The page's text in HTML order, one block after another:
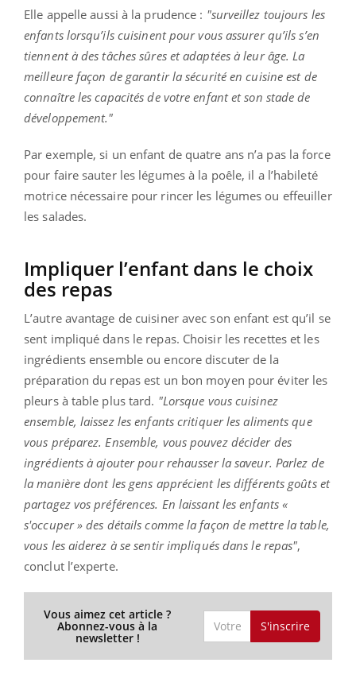
Elle appelle aussi à la prudence : "surveillez toujours les
enfants lorsqu’ils cuisinent pour vous assurer qu’ils s’en
tiennent à des tâches sûres et adaptées à leur âge. La
meilleure façon de garantir la sécurité en cuisine est de
connaître les capacités de votre enfant et son stade de
développement."
Par exemple, si un enfant de quatre ans n’a pas la force
pour faire sauter les légumes à la poêle, il a l’habileté
motrice nécessaire pour rincer les légumes ou effeuiller
les salades.
Impliquer l’enfant dans le choix
des repas
L’autre avantage de cuisiner avec son enfant est qu’il se
sent impliqué dans le repas. Choisir les recettes et les
ingrédients ensemble ou encore discuter de la
préparation du repas est un bon moyen pour éviter les
pleurs à table plus tard. "Lorsque vous cuisinez
ensemble, laissez les enfants critiquer les aliments que
vous préparez. Ensemble, vous pouvez décider des
ingrédients à ajouter pour rehausser la saveur. Parlez de
la manière dont les gens apprécient les différents goûts et
partagez vos préférences. En laissant les enfants «
s'occuper » des détails comme la façon de mettre la table,
vous les aiderez à se sentir impliqués dans le repas",
conclut l’experte.
Vous aimez cet article ?
Abonnez-vous à la
newsletter !
S'inscrire